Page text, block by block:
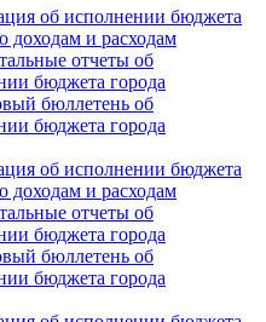
об исполнении бюджета
доходам и расходам
отчеты об
бюджета города
бюллетень об
бюджета города
об исполнении бюджета
доходам и расходам
отчеты об
бюджета города
бюллетень об
бюджета города